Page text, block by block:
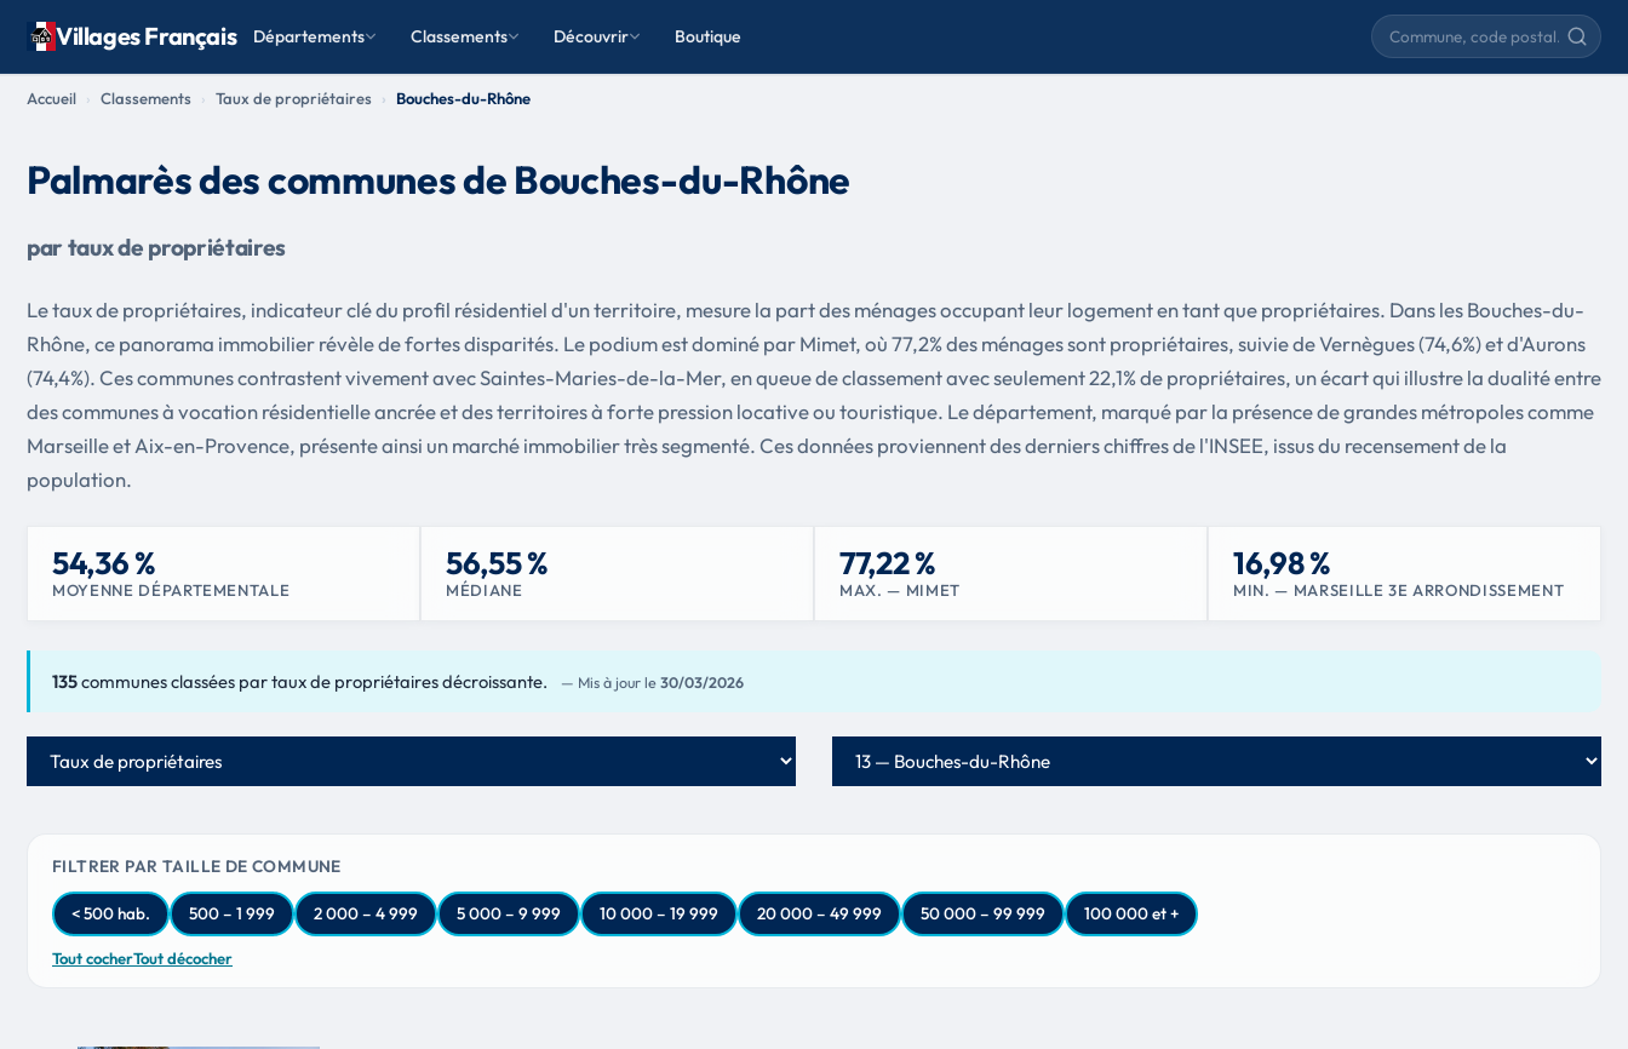
Villages Français Départements Classements Découvrir Boutique
Rechercher une commune
Accueil Classements Taux de propriétaires Bouches-du-Rhône
Palmarès des communes de Bouches-du-Rhône
par taux de propriétaires
Le taux de propriétaires, indicateur clé du profil résidentiel d'un territoire, mesure la part des ménages occupant leur logement en tant que propriétaires. Dans les Bouches-du-
Rhône, ce panorama immobilier révèle de fortes disparités. Le podium est dominé par Mimet, où 77,2% des ménages sont propriétaires, suivie de Vernègues (74,6%) et d'Aurons
(74,4%). Ces communes contrastent vivement avec Saintes-Maries-de-la-Mer, en queue de classement avec seulement 22,1% de propriétaires, un écart qui illustre la dualité entre
des communes à vocation résidentielle ancrée et des territoires à forte pression locative ou touristique. Le département, marqué par la présence de grandes métropoles comme
Marseille et Aix-en-Provence, présente ainsi un marché immobilier très segmenté. Ces données proviennent des derniers chiffres de l'INSEE, issus du recensement de la
population.
54,36 %
MOYENNE DÉPARTEMENTALE
56,55 %
MÉDIANE
77,22 %
MAX. — MIMET
16,98 %
MIN. — MARSEILLE 3E ARRONDISSEMENT
135communes classées par taux de propriétaires décroissante. — Mis à jour le 30/03/2026
Critère de classement Département
FILTRER PAR TAILLE DE COMMUNE
< 500 hab. 500 – 1 999 2 000 – 4 999 5 000 – 9 999 10 000 – 19 999 20 000 – 49 999 50 000 – 99 999 100 000 et +
Tout cocherTout décocher